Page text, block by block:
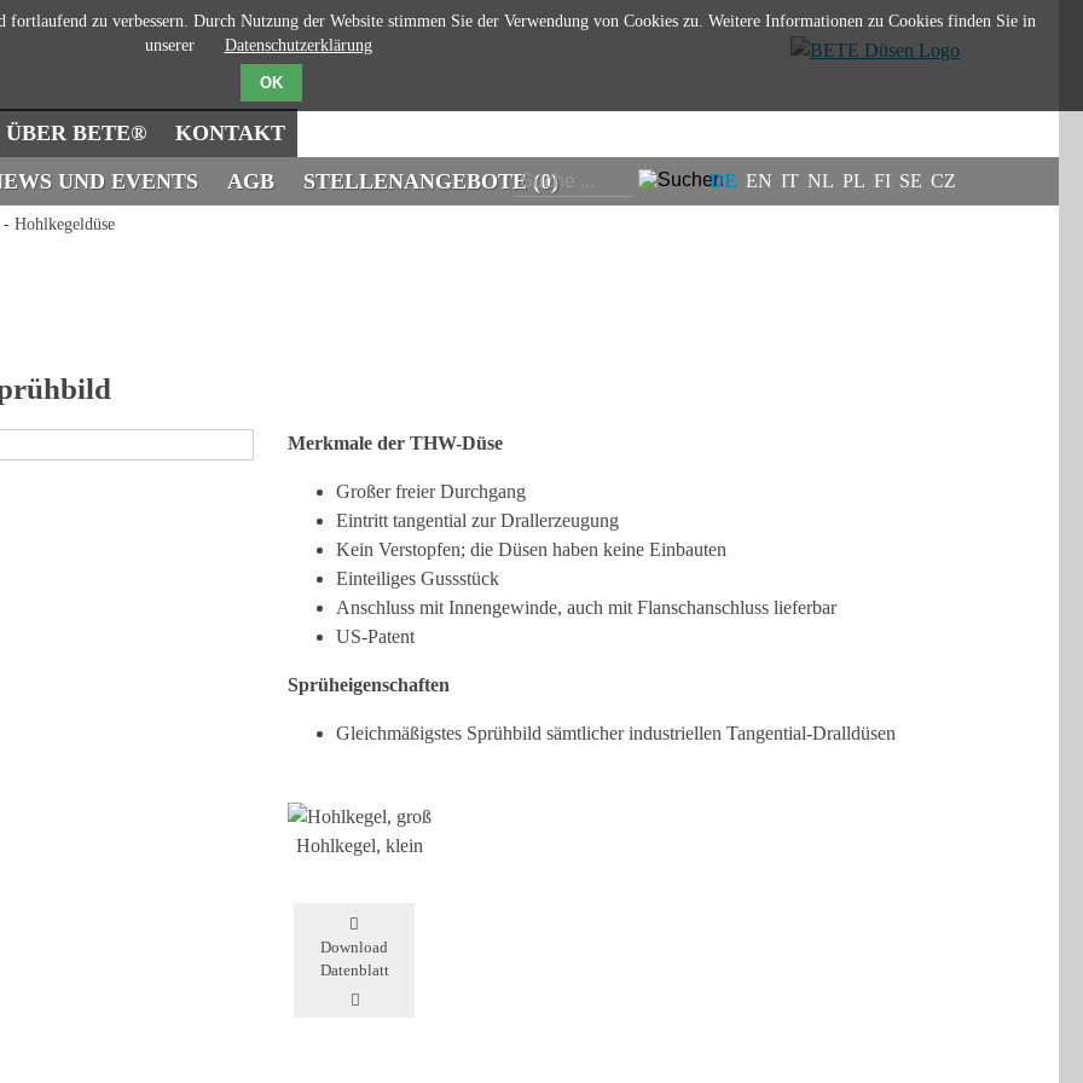
ÜBER BETE®
KONTAKT
UND EVENTS AGB STELLENANGEBOTE (0) DE EN IT NL PL FI SE CZ
Hohlkegeldüse
Merkmale der THW-Düse
Großer freier Durchgang
Eintritt tangential zur Drallerzeugung
Kein Verstopfen; die Düsen haben keine Einbauten
Einteiliges Gussstück
Anschluss mit Innengewinde, auch mit Flanschanschluss lieferbar
US-Patent
Sprüheigenschaften
Gleichmäßigstes Sprühbild sämtlicher industriellen Tangential-Dralldüsen
Hohlkegel, klein
Download
Datenblatt
zu verbessern. Durch Nutzung der Website stimmen Sie der Verwendung von Cookies zu. Weitere Informationen zu Cookies finden Sie in
unserer
Datenschutzerklärung
OK